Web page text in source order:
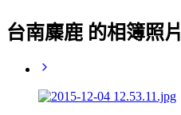
台南麋鹿 的相簿照片